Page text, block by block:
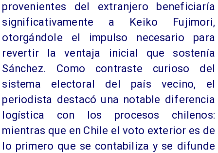
provenientes del extranjero beneficiaría
significativamente a Keiko Fujimori,
otorgándole el impulso necesario para
revertir la ventaja inicial que sostenía
Sánchez. Como contraste curioso del
sistema electoral del país vecino, el
periodista destacó una notable diferencia
logística con los procesos chilenos:
mientras que en Chile el voto exterior es de
lo primero que se contabiliza y se difunde